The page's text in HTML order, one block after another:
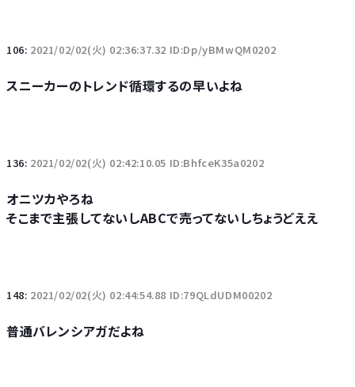
106: 2021/02/02(火) 02:36:37.32 ID:Dp/yBMwQM0202
スニーカーのトレンド循環するの早いよね
136: 2021/02/02(火) 02:42:10.05 ID:BhfceK35a0202
オニツカやろね
そこまで主張してないしABCで売ってないしちょうどええ
148: 2021/02/02(火) 02:44:54.88 ID:79QLdUDM00202
普通バレンシアガだよね